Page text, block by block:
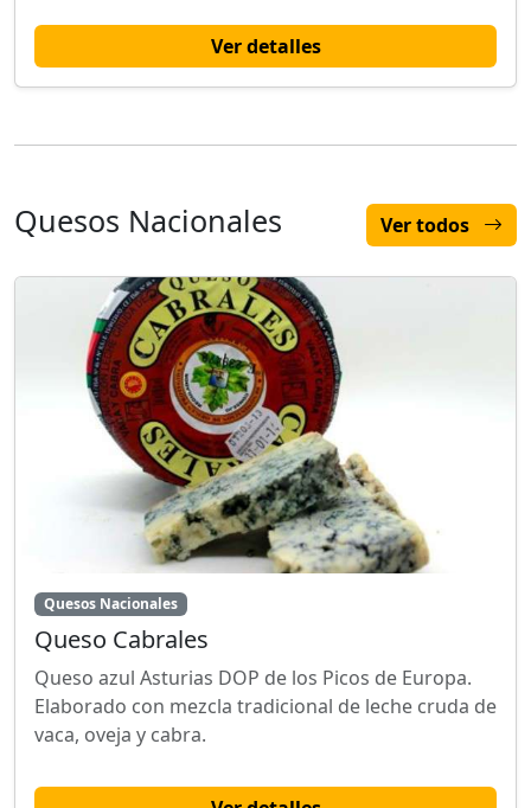
Ver detalles
Quesos Nacionales Ver todos
Quesos Nacionales
Queso Cabrales
Queso azul Asturias DOP de los Picos de Europa.
Elaborado con mezcla tradicional de leche cruda de
vaca, oveja y cabra.